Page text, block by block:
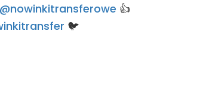
👍
🐦